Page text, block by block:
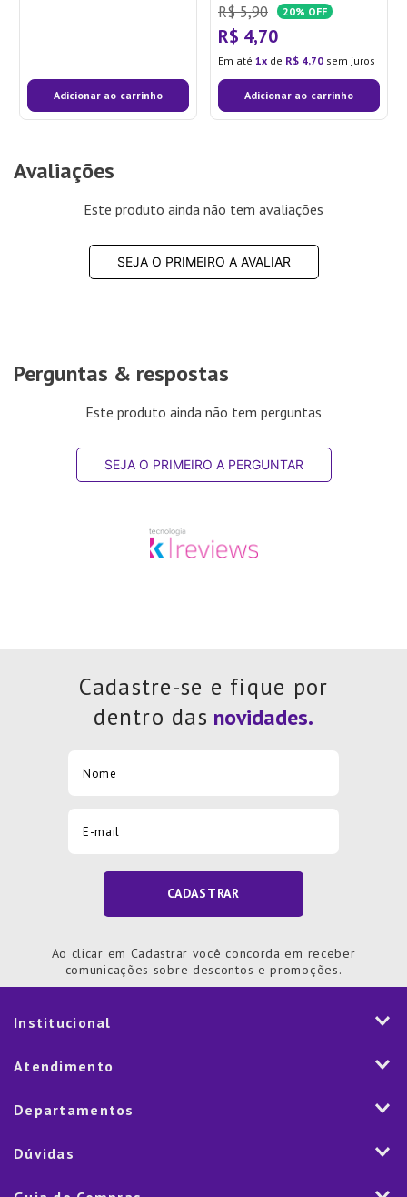
Adicionar ao carrinho
R$ 5,90 20% OFF
R$ 4,70
Em até 1 de R$ 4,70 sem juros
Adicionar ao carrinho
Avaliações
Este produto ainda não tem avaliações
SEJA O PRIMEIRO A AVALIAR
Perguntas & respostas
Este produto ainda não tem perguntas
SEJA O PRIMEIRO A PERGUNTAR
Cadastre-se e fique por
dentro das
CADASTRAR
Ao clicar em Cadastrar você concorda em receber
comunicações sobre descontos e promoções.
Institucional
História
Nossas Lojas
Atendimento
Fale Conosco
Departamentos
Mesa
Dúvidas
Como Comprar